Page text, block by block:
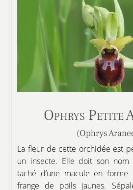
Ophrys Petite
(Ophrys
La fleur de cette orchidée est
un insecte. Elle doit son
taché d’une macule en
frange de poils jaunes.